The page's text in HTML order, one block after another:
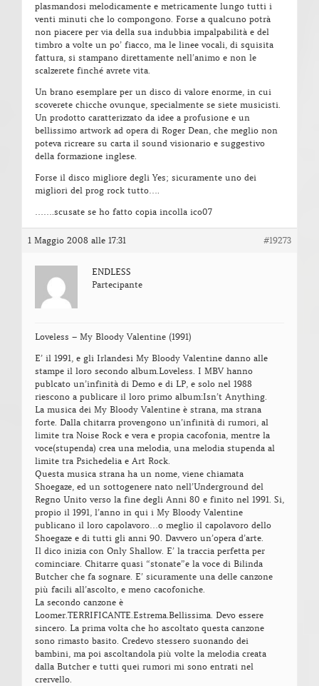
plasmandosi melodicamente e metricamente lungo tutti i
venti minuti che lo compongono. Forse a qualcuno potrà
non piacere per via della sua indubbia impalpabilità e del
timbro a volte un po’ fiacco, ma le linee vocali, di squisita
fattura, si stampano direttamente nell’animo e non le
scalzerete finché avrete vita.
Un brano esemplare per un disco di valore enorme, in cui
scoverete chicche ovunque, specialmente se siete musicisti.
Un prodotto caratterizzato da idee a profusione e un
bellissimo artwork ad opera di Roger Dean, che meglio non
poteva ricreare su carta il sound visionario e suggestivo
della formazione inglese.
Forse il disco migliore degli Yes; sicuramente uno dei
migliori del prog rock tutto….
…….scusate se ho fatto copia incolla ico07
1 Maggio 2008 alle 17:31 #19273
ENDLESS
Partecipante
Loveless – My Bloody Valentine (1991)
E’ il 1991, e gli Irlandesi My Bloody Valentine danno alle
stampe il loro secondo album.Loveless. I MBV hanno
publcato un’infinità di Demo e di LP, e solo nel 1988
riescono a publicare il loro primo album:Isn’t Anything.
La musica dei My Bloody Valentine è strana, ma strana
forte. Dalla chitarra provengono un’infinità di rumori, al
limite tra Noise Rock e vera e propia cacofonia, mentre la
voce(stupenda) crea una melodia, una melodia stupenda al
limite tra Psichedelia e Art Rock.
Questa musica strana ha un nome, viene chiamata
Shoegaze, ed un sottogenere nato nell’Underground del
Regno Unito verso la fine degli Anni 80 e finito nel 1991. Si,
propio il 1991, l’anno in qui i My Bloody Valentine
publicano il loro capolavoro…o meglio il capolavoro dello
Shoegaze e di tutti gli anni 90. Davvero un’opera d’arte.
Il dico inizia con Only Shallow. E’ la traccia perfetta per
cominciare. Chitarre quasi “stonate”e la voce di Bilinda
Butcher che fa sognare. E’ sicuramente una delle canzone
più facili all’ascolto, e meno cacofoniche.
La secondo canzone è
Loomer.TERRIFICANTE.Estrema.Bellissima. Devo essere
sincero. La prima volta che ho ascoltato questa canzone
sono rimasto basito. Credevo stessero suonando dei
bambini, ma poi ascoltandola più volte la melodia creata
dalla Butcher e tutti quei rumori mi sono entrati nel
crervello.